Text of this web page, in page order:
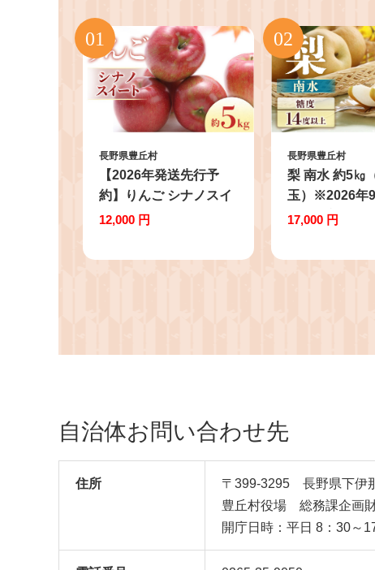
長野県豊丘村
【2026年発送先行予
約】りんご シナノスイ
ート 約5kg（10～20玉
12,000 円
長野県豊丘村
梨 南水 約5㎏
玉）※2026年
～10月初旬発
い 和梨 長野
産 南信州 信州
17,000 円
自治体お問い合わせ先
住所
〒399-3295 長野県下伊
豊丘村役場 総務課企画
開庁日時：平日 8：30～